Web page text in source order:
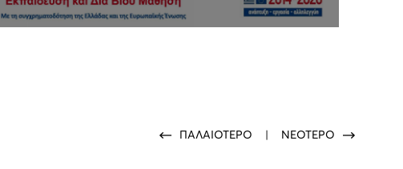
ΠΑΛΑΙΟΤΕΡΟ ΝΕΟΤΕΡΟ